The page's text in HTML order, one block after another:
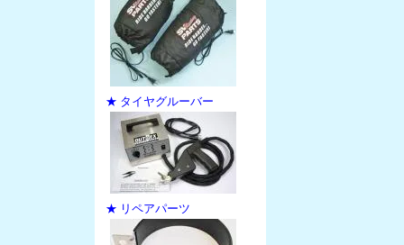
★ タイヤグルーバー
★ リペアパーツ